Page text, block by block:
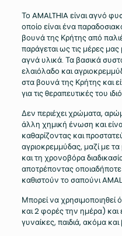
Το AMALTHIA είναι αγνό
οποίο είναι ένα
βουνά της Κρήτης από
παράγεται ως τις μέρες μας
αγνά υλικά. Τα βασικά
ελαιόλαδο και
στα βουνά της Κρήτης και
για τις θεραπευτικές του
Δεν περιέχει χρώματα,
άλλη χημική ένωση και
καθαρίζοντας και
αγριοκρεμμύδας, μαζί με
και τη χρονοβόρα
αποτρέποντας
καθιστούν το σαπούνι
Μπορεί να
και 2 φορές την ημέρα) και
γυναίκες, παιδιά, ακόμα